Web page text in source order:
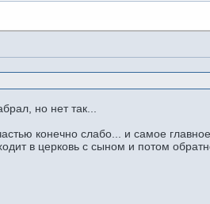
но нет так...
конечно слабо... и самое
в церковь с сыном и потом